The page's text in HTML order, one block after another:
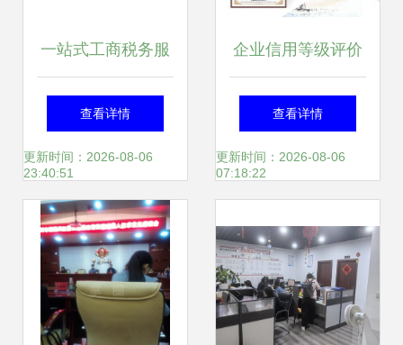
一站式工商税务服
务，助力企业轻松
起航
查看详情
更新时间：2026-08-06
23:40:51
企业信用等级评价
认证证书申报全流
程指南
查看详情
更新时间：2026-08-06
07:18:22